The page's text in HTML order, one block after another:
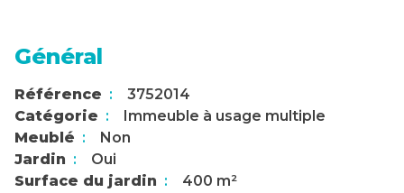
Général
Référence
3752014
Catégorie
Immeuble à usage multiple
Meublé
Non
Jardin
Oui
Surface du jardin
400 m²